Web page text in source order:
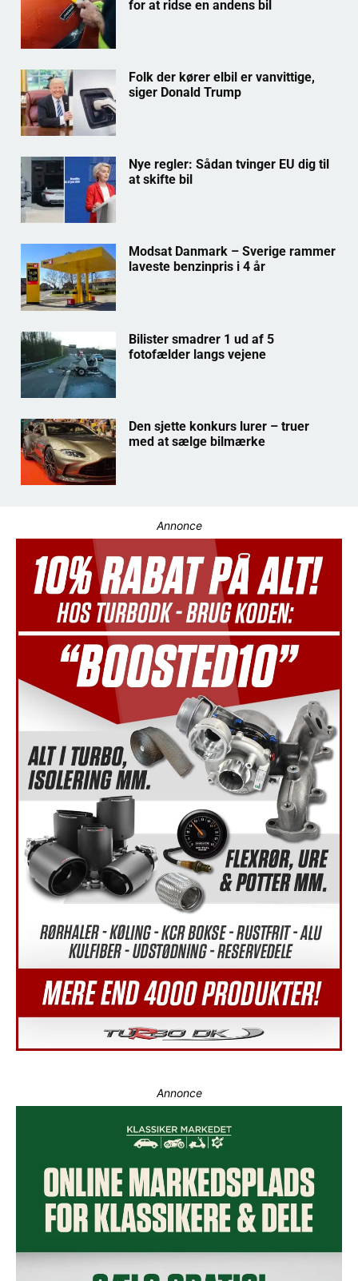
for at ridse en andens bil
Folk der kører elbil er vanvittige,
siger Donald Trump
Nye regler: Sådan tvinger EU dig til
at skifte bil
Modsat Danmark – Sverige rammer
laveste benzinpris i 4 år
Bilister smadrer 1 ud af 5
fotofælder langs vejene
Den sjette konkurs lurer – truer
med at sælge bilmærke
Annonce
Annonce